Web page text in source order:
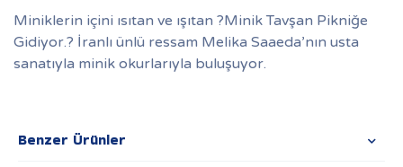
Miniklerin içini ısıtan ve ışıtan ?Minik Tavşan Pikniğe
Gidiyor.? İranlı ünlü ressam Melika Saaeda’nın usta
sanatıyla minik okurlarıyla buluşuyor.
Benzer Ürünler